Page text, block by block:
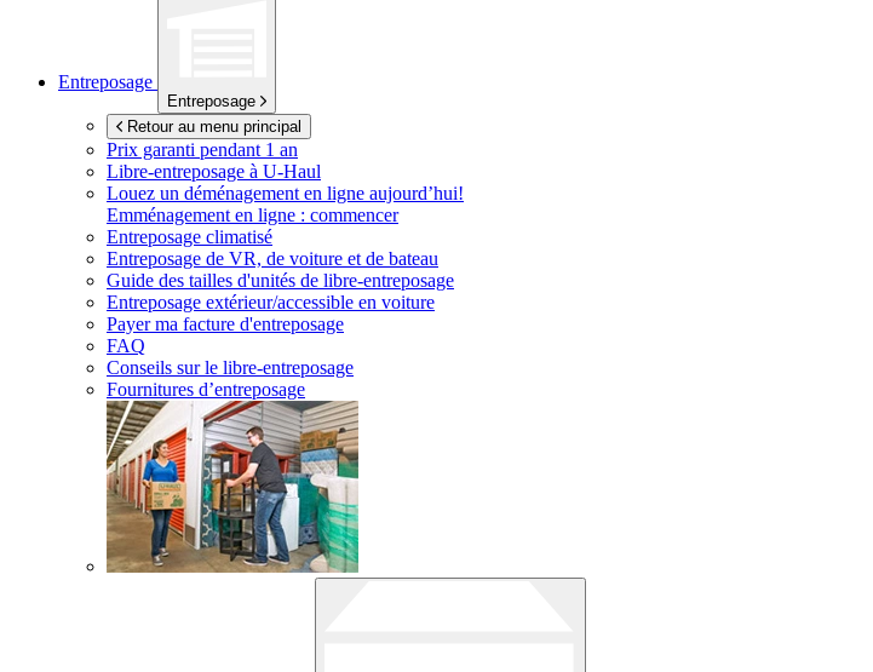
Entreposage
Entreposage
Retour au menu principal
Prix garanti pendant 1 an
Libre-entreposage à U-Haul
Louez un déménagement en ligne aujourd’hui!
Emménagement en ligne : commencer
Entreposage climatisé
Entreposage de VR, de voiture et de bateau
Guide des tailles d'unités de libre-entreposage
Entreposage extérieur/accessible en voiture
Payer ma facture d'entreposage
FAQ
Conseils sur le libre-entreposage
Fournitures d’entreposage